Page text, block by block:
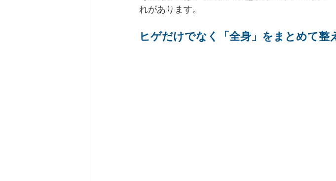
れがあります。
ヒゲだけでなく「全身」をまとめて整